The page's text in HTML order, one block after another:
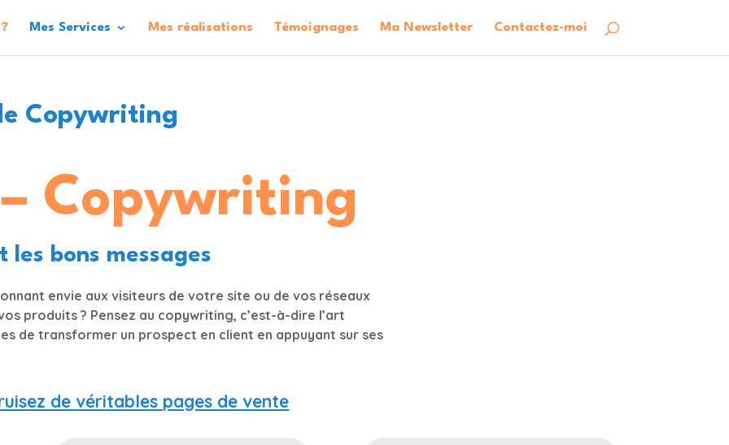
Mes Services Mes réalisations Témoignages Ma Newsletter Contactez-moi
Copywriting
Copywriting
les bons messages
envie aux visiteurs de votre site ou de vos réseaux
produits ? Pensez au copywriting, c’est-à-dire l’art
de transformer un prospect en client en appuyant sur ses
de véritables pages de vente